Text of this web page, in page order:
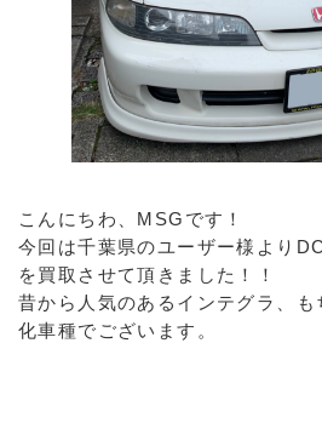
こんにちわ、MSGです！
今回は千葉県のユーザー様より
を買取させて頂きました！！
昔から人気のあるインテグラ、
化車種でございます。